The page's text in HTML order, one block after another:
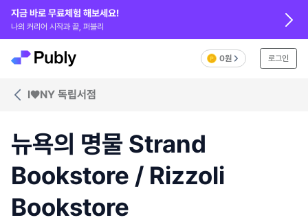
지금 바로 무료체험 해보세요!
나의 커리어 시작과 끝, 퍼블리
0원 로그인
I♥NY 독립서점
뉴욕의 명물 Strand
Bookstore / Rizzoli
Bookstore